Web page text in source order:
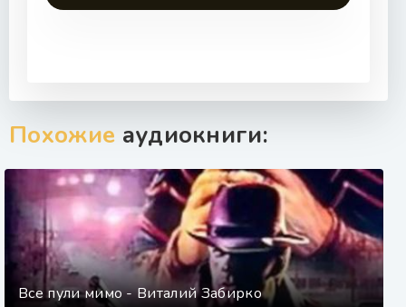
Похожие аудиокниги:
Все пули мимо - Виталий Забирко